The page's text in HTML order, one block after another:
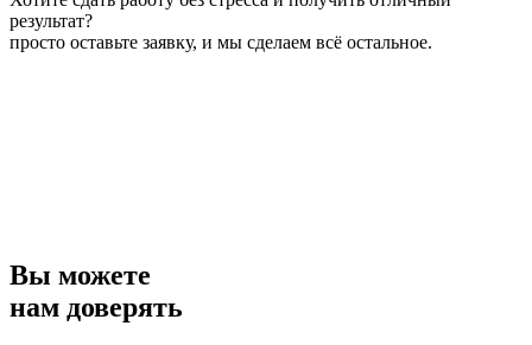
результат?
просто оставьте заявку, и мы сделаем всё остальное.
Вы можете
нам доверять